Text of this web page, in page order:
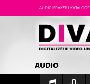
AUDIO IERAKSTU KATALOGS
AUDIO